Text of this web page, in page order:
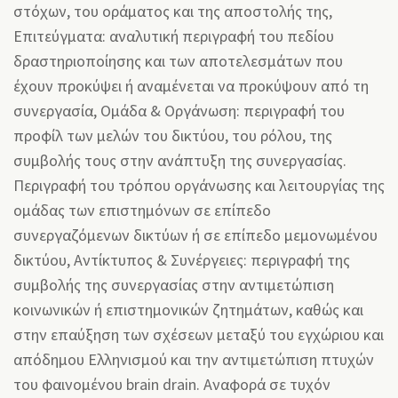
στόχων, του οράματος και της αποστολής της,
Επιτεύγματα: αναλυτική περιγραφή του πεδίου
δραστηριοποίησης και των αποτελεσμάτων που
έχουν προκύψει ή αναμένεται να προκύψουν από τη
συνεργασία, Ομάδα & Οργάνωση: περιγραφή του
προφίλ των μελών του δικτύου, του ρόλου, της
συμβολής τους στην ανάπτυξη της συνεργασίας.
Περιγραφή του τρόπου οργάνωσης και λειτουργίας της
ομάδας των επιστημόνων σε επίπεδο
συνεργαζόμενων δικτύων ή σε επίπεδο μεμονωμένου
δικτύου, Αντίκτυπος & Συνέργειες: περιγραφή της
συμβολής της συνεργασίας στην αντιμετώπιση
κοινωνικών ή επιστημονικών ζητημάτων, καθώς και
στην επαύξηση των σχέσεων μεταξύ του εγχώριου και
απόδημου Ελληνισμού και την αντιμετώπιση πτυχών
του φαινομένου brain drain. Αναφορά σε τυχόν